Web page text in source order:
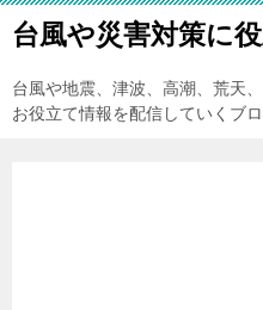
台風や災害対策に
台風や地震、津波、高潮、荒天
お役立て情報を配信していくブロ